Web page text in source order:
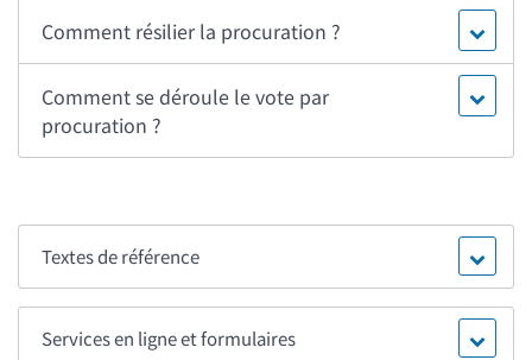
Comment résilier la procuration ?
Comment se déroule le vote par
procuration ?
Textes de référence
Services en ligne et formulaires